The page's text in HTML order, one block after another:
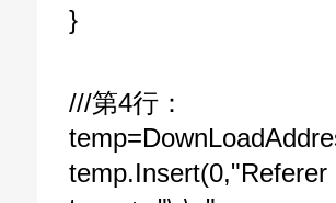
}
///第4行：
temp.Insert(0,"Referer